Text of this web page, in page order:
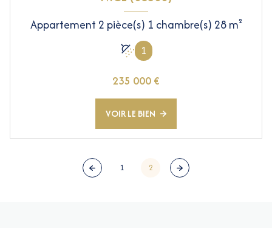
Appartement 2 pièce(s) 1 chambre(s) 28 m²
1
235 000 €
VOIR LE BIEN
1 2